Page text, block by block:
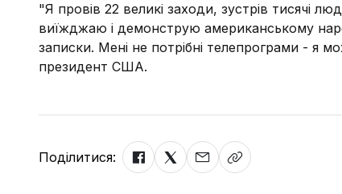
"Я провів 22 великі заходи, зустрів тисячі
виїжджаю і демонструю американському
записки. Мені не потрібні телепрограми - я
президент США.
Поділитися: